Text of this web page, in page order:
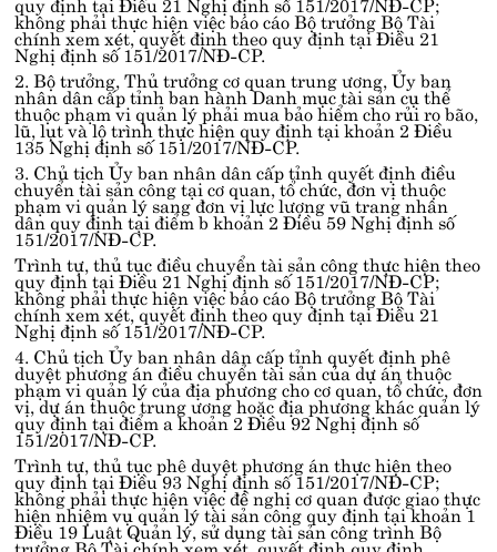
không phải thực hiện việc báo cáo Bộ trưởng Bộ Tài
chính xem xét, quyết định theo quy định tạiĐiều 21
Nghị định số 151/2017/NĐ-CP.
2. Bộ trưởng, Thủ trưởng cơ quan trung ương, Ủy ban
nhân dân cấp tỉnh ban hành Danh mục tài sản cụ thể
thuộc phạm vi quản lý phải mua bảo hiểm cho rủi ro bão,
lũ, lụt và lộ trình thực hiện quy định tạikhoản 2 Điều
135 Nghị định số 151/2017/NĐ-CP.
3. Chủ tịch Ủy ban nhân dân cấp tỉnh quyết định điều
chuyển tài sản công tại cơ quan, tổ chức, đơn vị thuộc
phạm vi quản lý sang đơn vị lực lượng vũ trang nhân
dân quy định tạiđiểm b khoản 2 Điều 59 Nghị định số
151/2017/NĐ-CP.
Trình tự, thủ tục điều chuyển tài sản công thực hiện theo
quy định tạiĐiều 21 Nghị định số 151/2017/NĐ-CP;
không phải thực hiện việc báo cáo Bộ trưởng Bộ Tài
chính xem xét, quyết định theo quy định tạiĐiều 21
Nghị định số 151/2017/NĐ-CP.
4. Chủ tịch Ủy ban nhân dân cấp tỉnh quyết định phê
duyệt phương án điều chuyển tài sản của dự án thuộc
phạm vi quản lý của địa phương cho cơ quan, tổ chức, đơn
vị, dự án thuộc trung ương hoặc địa phương khác quản lý
quy định tạiđiểm a khoản 2 Điều 92 Nghị định số
151/2017/NĐ-CP.
Trình tự, thủ tục phê duyệt phương án thực hiện theo
quy định tạiĐiều 93 Nghị định số 151/2017/NĐ-CP;
không phải thực hiện việc đề nghị cơ quan được giao thực
hiện nhiệm vụ quản lý tài sản công quy định tạikhoản 1
Điều 19 Luật Quản lý, sử dụng tài sản côngtrình Bộ
trưởng Bộ Tài chính xem xét, quyết định quy định